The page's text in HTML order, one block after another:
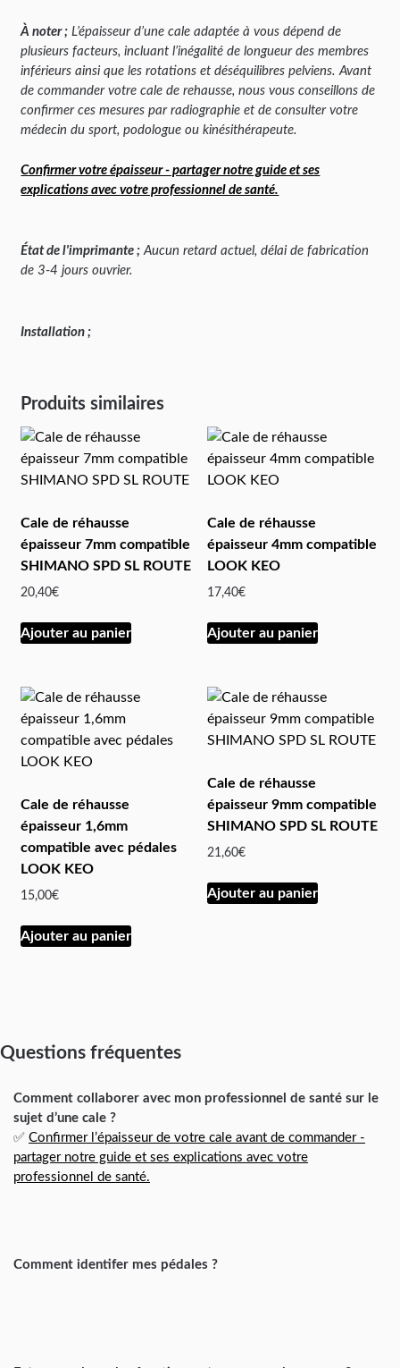
À noter ; L’épaisseur d’une cale adaptée à vous dépend de
plusieurs facteurs, incluant l’inégalité de longueur des membres
inférieurs ainsi que les rotations et déséquilibres pelviens. Avant
de commander votre cale de rehausse, nous vous conseillons de
confirmer ces mesures par radiographie et de consulter votre
médecin du sport, podologue ou kinésithérapeute.
Confirmer votre épaisseur - partager notre guide et ses
explications avec votre professionnel de santé.
État de l'imprimante ; Aucun retard actuel, délai de fabrication
de 3-4 jours ouvrier.
Installation ;
Produits similaires
Cale de réhausse
épaisseur 7mm compatible
SHIMANO SPD SL ROUTE
20,40€
Ajouter au panier
Cale de réhausse
épaisseur 4mm compatible
LOOK KEO
17,40€
Ajouter au panier
Cale de réhausse
épaisseur 1,6mm
compatible avec pédales
LOOK KEO
15,00€
Ajouter au panier
Cale de réhausse
épaisseur 9mm compatible
SHIMANO SPD SL ROUTE
21,60€
Ajouter au panier
Questions fréquentes
Comment collaborer avec mon professionnel de santé sur le
sujet d’une cale ?
✅ Confirmer l’épaisseur de votre cale avant de commander -
partager notre guide et ses explications avec votre
professionnel de santé.
Comment identifer mes pédales ?